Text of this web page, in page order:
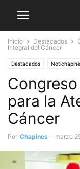
Inicio Destacados
Integral del Cáncer
Destacados
para la
Cáncer
Por Chapines - marzo